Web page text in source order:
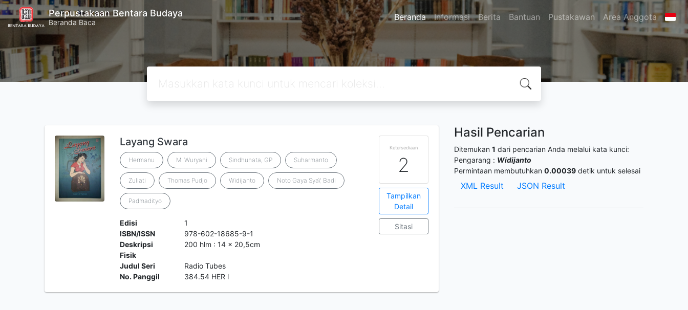
Perpustakaan Bentara Budaya
Beranda Baca Beranda Informasi Berita Bantuan Pustakawan Area Anggota
Layang Swara
Hermanu M. Wuryani Sindhunata, GP Suharmanto
Zuliati Thomas Pudjo Widijanto Noto Gaya Sya\' Badi
Padmadityo
Edisi
1
ISBN/ISSN
978-602-18685-9-1
Deskripsi
Fisik
200 hlm : 14 x 20,5cm
Judul Seri
Radio Tubes
No. Panggil
384.54 HER l
Ketersediaan
2
Tampilkan
Detail
Sitasi
Hasil Pencarian
Ditemukan 1 dari pencarian Anda melalui kata kunci:
Pengarang : Widijanto
Permintaan membutuhkan 0.00039 detik untuk selesai
XML Result JSON Result